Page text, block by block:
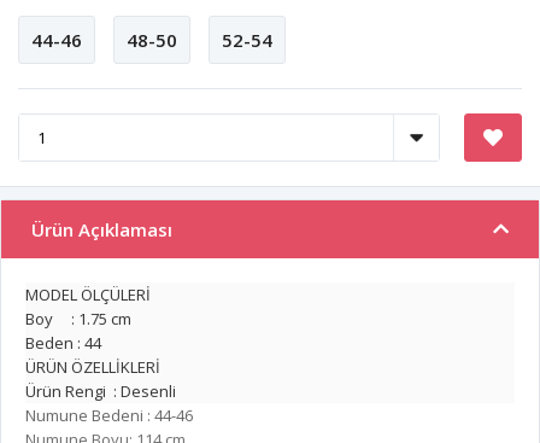
44-46 48-50 52-54
Ürün Açıklaması
MODEL ÖLÇÜLERİ
Boy : 1.75 cm
Beden : 44
ÜRÜN ÖZELLİKLERİ
Ürün Rengi : Desenli
Numune Bedeni : 44-46